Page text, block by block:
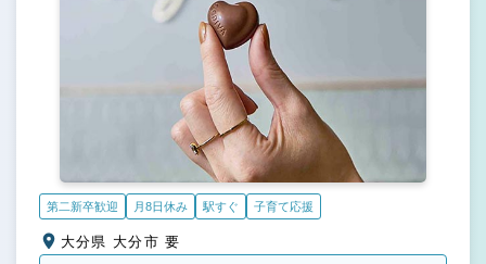
第二新卒歓迎 月8日休み 駅すぐ 子育て応援
大分県 大分市 要